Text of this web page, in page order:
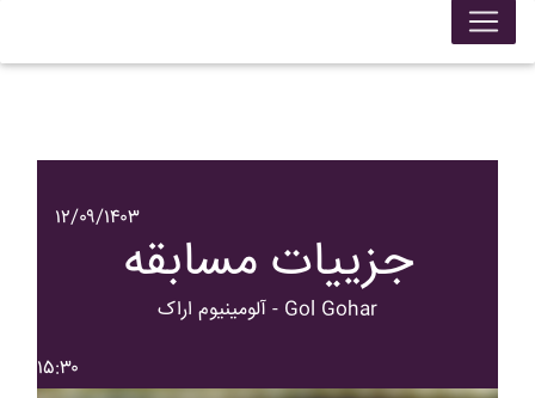
۱۲/۰۹/۱۴۰۳
جزییات مسابقه
آلومينيوم اراک - Gol Gohar
۱۵:۳۰